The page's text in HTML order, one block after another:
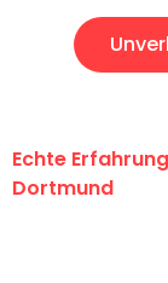
Echte
Dortmund